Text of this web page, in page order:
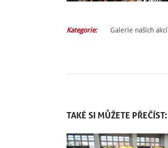
Kategorie: Galerie našich akcí
TAKÉ SI MŮŽETE PŘEČÍST: